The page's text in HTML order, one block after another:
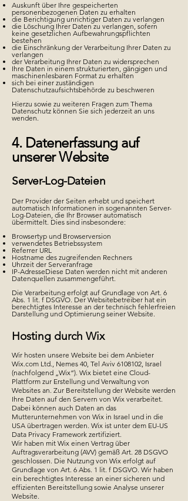
Auskunft über Ihre gespeicherten
personenbezogenen Daten zu erhalten
die Berichtigung unrichtiger Daten zu verlangen
die Löschung Ihrer Daten zu verlangen, sofern
keine gesetzlichen Aufbewahrungspflichten
bestehen
die Einschränkung der Verarbeitung Ihrer Daten zu
verlangen
der Verarbeitung Ihrer Daten zu widersprechen
Ihre Daten in einem strukturierten, gängigen und
maschinenlesbaren Format zu erhalten
sich bei einer zuständigen
Datenschutzaufsichtsbehörde zu beschweren
Hierzu sowie zu weiteren Fragen zum Thema
Datenschutz können Sie sich jederzeit an uns
wenden.
4. Datenerfassung auf
unserer Website
Server-Log-Dateien
Der Provider der Seiten erhebt und speichert
automatisch Informationen in sogenannten Server-
Log-Dateien, die Ihr Browser automatisch
übermittelt. Dies sind insbesondere:
Browsertyp und Browserversion
verwendetes Betriebssystem
Referrer URL
Hostname des zugreifenden Rechners
Uhrzeit der Serveranfrage
IP-AdresseDiese Daten werden nicht mit anderen
Datenquellen zusammengeführt.
Die Verarbeitung erfolgt auf Grundlage von Art. 6
Abs. 1 lit. f DSGVO. Der Websitebetreiber hat ein
berechtigtes Interesse an der technisch fehlerfreien
Darstellung und Optimierung seiner Website.
Hosting durch Wix
Wir hosten unsere Website bei dem Anbieter
Wix.com Ltd., Nemes 40, Tel Aviv 6108102, Israel
(nachfolgend „Wix“). Wix bietet eine Cloud-
Plattform zur Erstellung und Verwaltung von
Websites an. Zur Bereitstellung der Website werden
Ihre Daten auf den Servern von Wix verarbeitet.
Dabei können auch Daten an das
Mutterunternehmen von Wix in Israel und in die
USA übertragen werden. Wix ist unter dem EU-US
Data Privacy Framework zertifiziert.
Wir haben mit Wix einen Vertrag über
Auftragsverarbeitung (AVV) gemäß Art. 28 DSGVO
geschlossen. Die Nutzung von Wix erfolgt auf
Grundlage von Art. 6 Abs. 1 lit. f DSGVO. Wir haben
ein berechtigtes Interesse an einer sicheren und
effizienten Bereitstellung sowie Analyse unserer
Website.